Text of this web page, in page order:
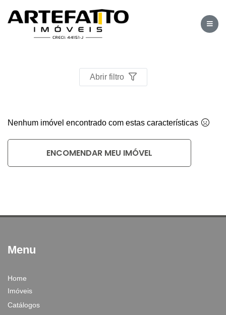
Home / Imóveis à venda /
Abrir filtro
Nenhum imóvel encontrado com estas características
ENCOMENDAR MEU IMÓVEL
Menu
Home
Imóveis
Catálogos